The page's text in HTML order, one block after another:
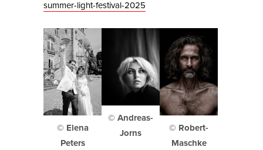
summer-light-festival-2025
© Elena
Peters
© Andreas-
Jorns
© Robert-
Maschke